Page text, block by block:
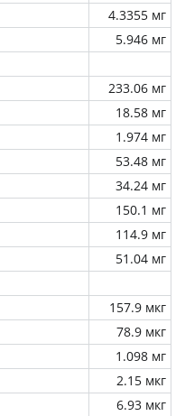
4.3355 мг
5.946 мг
233.06 мг
18.58 мг
1.974 мг
53.48 мг
34.24 мг
150.1 мг
114.9 мг
51.04 мг
157.9 мкг
78.9 мкг
1.098 мг
2.15 мкг
6.93 мкг